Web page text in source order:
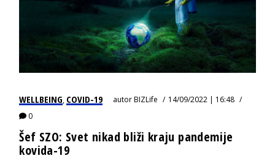
WELLBEING, COVID-19 autorBIZLife
14/09/2022 | 16:48
0
Šef SZO: Svet nikad bliži kraju pandemije
kovida-19